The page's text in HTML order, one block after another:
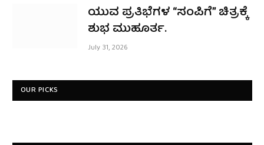
ಯುವ ಪ್ರತಿಭೆಗಳ “ಸಂಪಿಗೆ” ಚಿತ್ರಕ್ಕೆ
ಶುಭ ಮುಹೂರ್ತ.
July 31, 2026
OUR PICKS